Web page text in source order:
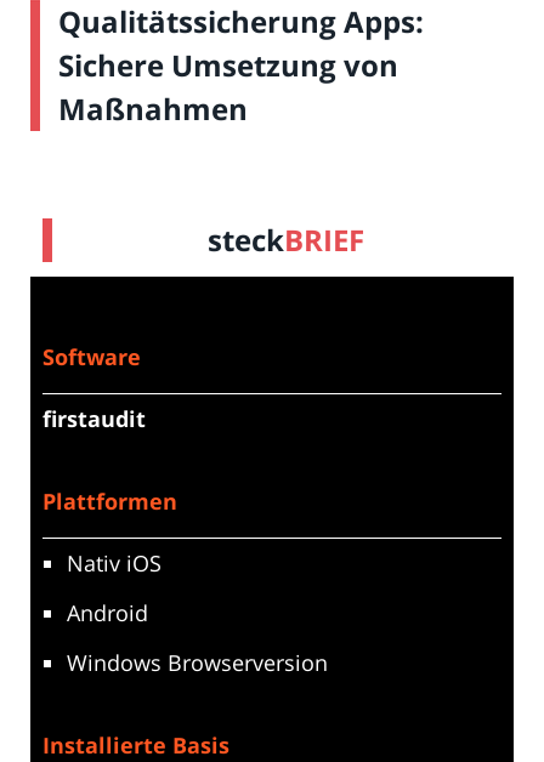
Qualitätssicherung Apps:
Sichere Umsetzung von
Maßnahmen
steckBRIEF
Software
firstaudit
Plattformen
Nativ iOS
Android
Windows Browserversion
Installierte Basis